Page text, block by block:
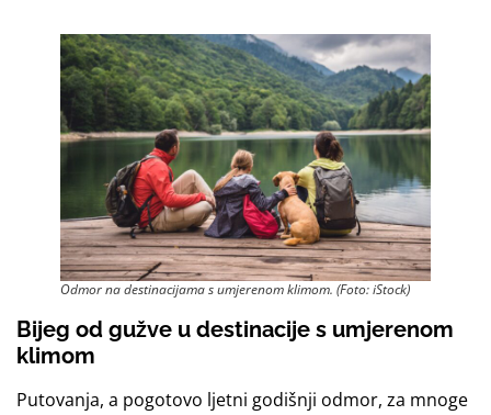
Odmor na destinacijama s umjerenom klimom. (Foto: iStock)
Bijeg od gužve u destinacije s umjerenom
klimom
Putovanja, a pogotovo ljetni godišnji odmor, za mnoge